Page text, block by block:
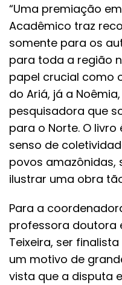
“Uma premiação
Acadêmico traz
somente para os
para toda a região
papel crucial como
do Ariá, já a
pesquisadora que
para o Norte. O
senso de
povos
ilustrar uma obra
Para a
professora doutora
Teixeira, ser
um motivo de
vista que a disputa